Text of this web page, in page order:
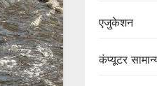
एजुकेशन
कंप्यूटर